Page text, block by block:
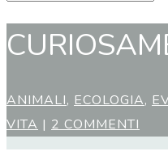
ANIMALI, ECOLOGIA,
VITA | 2 COMMENTI